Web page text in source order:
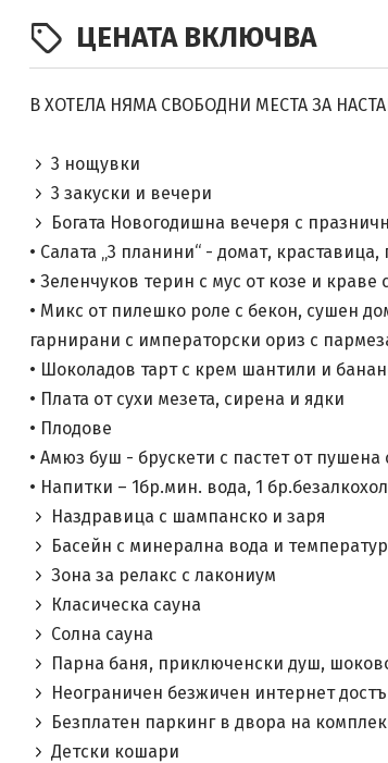
ЦЕНАТА ВКЛЮЧВА
В ХОТЕЛА НЯМА СВОБОДНИ МЕСТА ЗА
3 нощувки
3 закуски и вечери
Богата Новогодишна вечеря с
• Салата „3 планини“ - домат,
• Зеленчуков терин с мус от козе и
• Микс от пилешко роле с бекон, сушен
гарнирани с императорски ориз с
• Шоколадов тарт с крем шантили и
• Плата от сухи мезета, сирена и ядки
• Плодове
• Амюз буш - брускети с пастет от пушена
• Напитки – 1бр.мин. вода, 1
Наздравица с шампанско и заря
Басейн с минерална вода и
Зона за релакс с лакониум
Класическа сауна
Солна сауна
Парна баня, приключенски душ,
Неограничен безжичен интернет
Безплатен паркинг в двора на
Детски кошари